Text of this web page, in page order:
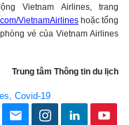
Vietnam Airlines, trang
VietnamAirlines hoặc tổng
vé của Vietnam Airlines
Trung tâm Thông tin du lịch
Covid-19